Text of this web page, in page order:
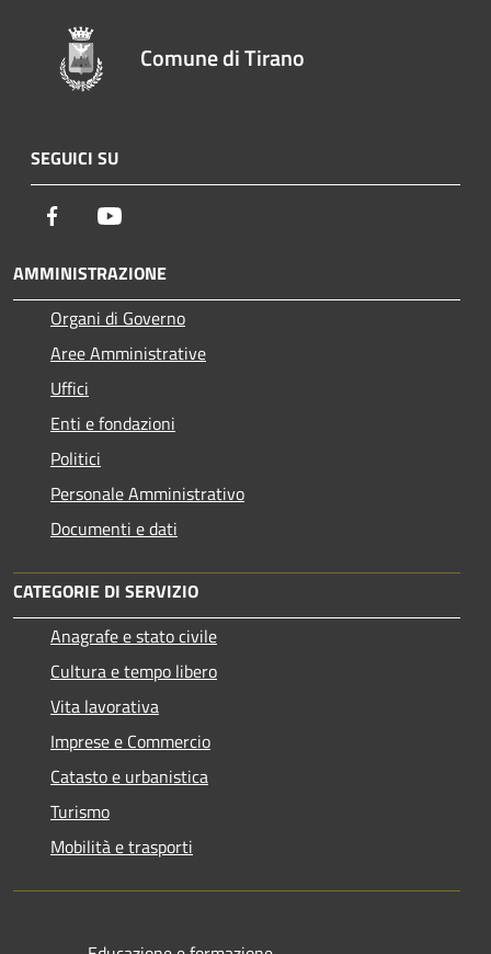
Comune di Tirano
SEGUICI SU
Facebook
AMMINISTRAZIONE
Organi di Governo
Aree Amministrative
Uffici
Enti e fondazioni
Politici
Personale Amministrativo
Documenti e dati
CATEGORIE DI SERVIZIO
Anagrafe e stato civile
Cultura e tempo libero
Vita lavorativa
Imprese e Commercio
Catasto e urbanistica
Turismo
Mobilità e trasporti